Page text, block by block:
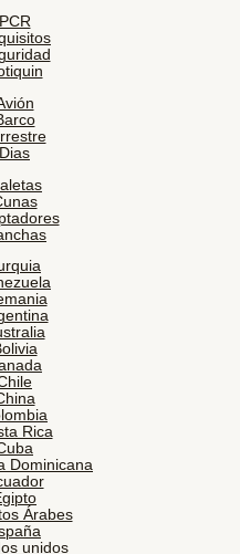
PCR
Dias
Rica
Dominicana
Árabes
unidos